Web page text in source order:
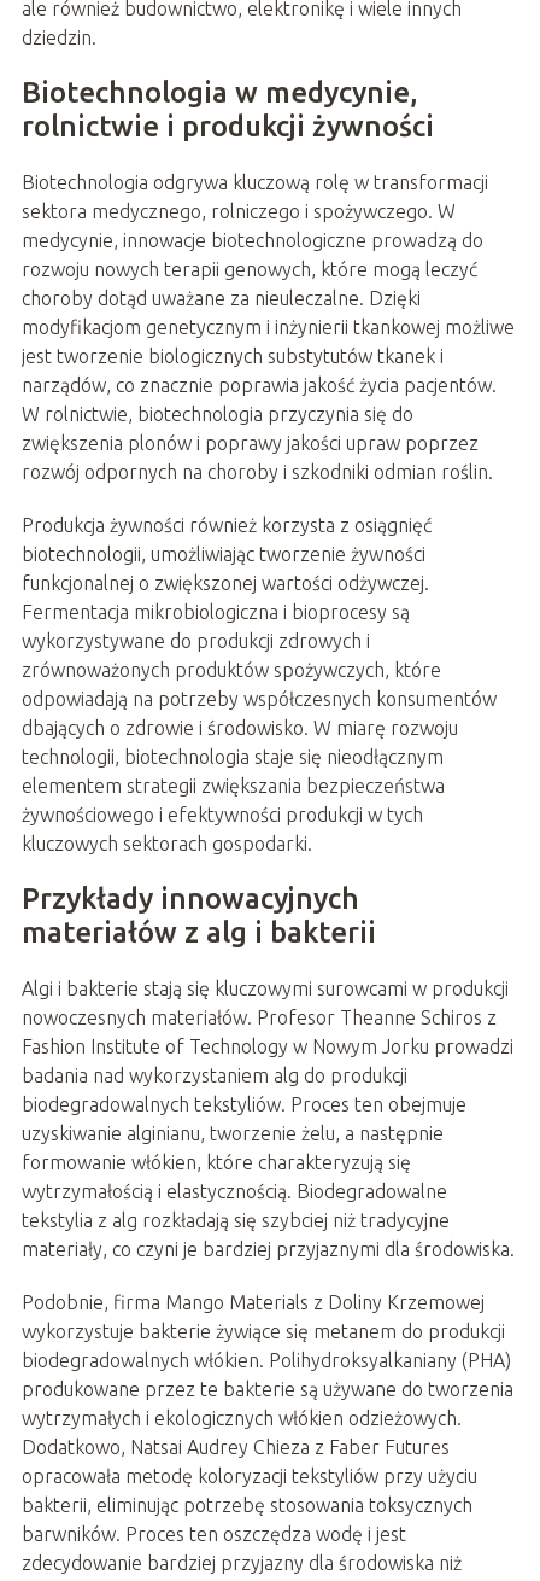
ale również budownictwo, elektronikę i wiele innych
dziedzin.
Biotechnologia w medycynie,
rolnictwie i produkcji żywności
Biotechnologia odgrywa kluczową rolę w transformacji
sektora medycznego, rolniczego i spożywczego. W
medycynie, innowacje biotechnologiczne prowadzą do
rozwoju nowych terapii genowych, które mogą leczyć
choroby dotąd uważane za nieuleczalne. Dzięki
modyfikacjom genetycznym i inżynierii tkankowej możliwe
jest tworzenie biologicznych substytutów tkanek i
narządów, co znacznie poprawia jakość życia pacjentów.
W rolnictwie, biotechnologia przyczynia się do
zwiększenia plonów i poprawy jakości upraw poprzez
rozwój odpornych na choroby i szkodniki odmian roślin.
Produkcja żywności również korzysta z osiągnięć
biotechnologii, umożliwiając tworzenie żywności
funkcjonalnej o zwiększonej wartości odżywczej.
Fermentacja mikrobiologiczna i bioprocesy są
wykorzystywane do produkcji zdrowych i
zrównoważonych produktów spożywczych, które
odpowiadają na potrzeby współczesnych konsumentów
dbających o zdrowie i środowisko. W miarę rozwoju
technologii, biotechnologia staje się nieodłącznym
elementem strategii zwiększania bezpieczeństwa
żywnościowego i efektywności produkcji w tych
kluczowych sektorach gospodarki.
Przykłady innowacyjnych
materiałów z alg i bakterii
Algi i bakterie stają się kluczowymi surowcami w produkcji
nowoczesnych materiałów. Profesor Theanne Schiros z
Fashion Institute of Technology w Nowym Jorku prowadzi
badania nad wykorzystaniem alg do produkcji
biodegradowalnych tekstyliów. Proces ten obejmuje
uzyskiwanie alginianu, tworzenie żelu, a następnie
formowanie włókien, które charakteryzują się
wytrzymałością i elastycznością. Biodegradowalne
tekstylia z alg rozkładają się szybciej niż tradycyjne
materiały, co czyni je bardziej przyjaznymi dla środowiska.
Podobnie, firma Mango Materials z Doliny Krzemowej
wykorzystuje bakterie żywiące się metanem do produkcji
biodegradowalnych włókien. Polihydroksyalkaniany (PHA)
produkowane przez te bakterie są używane do tworzenia
wytrzymałych i ekologicznych włókien odzieżowych.
Dodatkowo, Natsai Audrey Chieza z Faber Futures
opracowała metodę koloryzacji tekstyliów przy użyciu
bakterii, eliminując potrzebę stosowania toksycznych
barwników. Proces ten oszczędza wodę i jest
zdecydowanie bardziej przyjazny dla środowiska niż